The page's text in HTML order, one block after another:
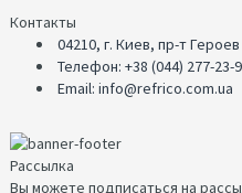
Контакты
04210, г. Киев, пр-т
Телефон: +38 (044) 277-23-
Email: info@refrico.com.ua
Рассылка
Вы можете подписаться на